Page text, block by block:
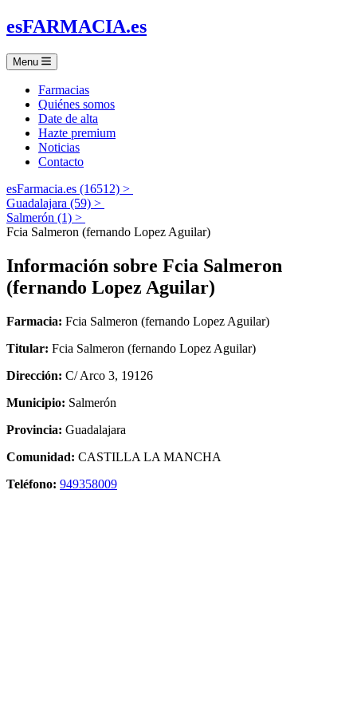
esFARMACIA.es
Menu
Farmacias
Quiénes somos
Date de alta
Hazte premium
Noticias
Contacto
esFarmacia.es (16512) >
Guadalajara (59) >
Salmerón (1) >
Fcia Salmeron (fernando Lopez Aguilar)
Información sobre Fcia Salmeron
(fernando Lopez Aguilar)
Farmacia: Fcia Salmeron (fernando Lopez Aguilar)
Titular: Fcia Salmeron (fernando Lopez Aguilar)
Dirección: C/ Arco 3, 19126
Municipio: Salmerón
Provincia: Guadalajara
Comunidad: CASTILLA LA MANCHA
Teléfono: 949358009